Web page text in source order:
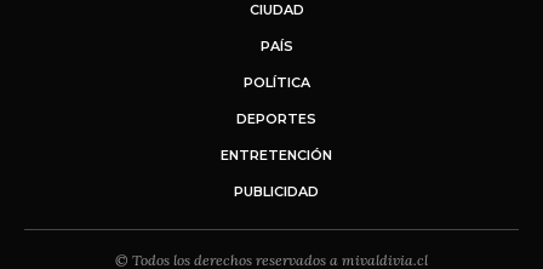
CIUDAD
PAÍS
POLÍTICA
DEPORTES
ENTRETENCIÓN
PUBLICIDAD
© Todos los derechos reservados a mivaldivia.cl